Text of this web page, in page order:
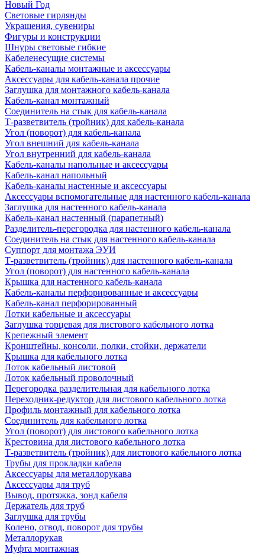
Новый Год
Световые гирлянды
Украшения, сувениры
Фигуры и конструкции
Шнуры световые гибкие
Кабеленесущие системы
Кабель-каналы монтажные и аксессуары
Аксессуары для кабель-канала прочие
Заглушка для монтажного кабель-канала
Кабель-канал монтажный
Соединитель на стык для кабель-канала
Т-разветвитель (тройник) для кабель-канала
Угол (поворот) для кабель-канала
Угол внешний для кабель-канала
Угол внутренний для кабель-канала
Кабель-каналы напольные и аксессуары
Кабель-канал напольный
Кабель-каналы настенные и аксессуары
Аксессуары вспомогательные для настенного кабель-канала
Заглушка для настенного кабель-канала
Кабель-канал настенный (парапетный)
Разделитель-перегородка для настенного кабель-канала
Соединитель на стык для настенного кабель-канала
Суппорт для монтажа ЭУИ
Т-разветвитель (тройник) для настенного кабель-канала
Угол (поворот) для настенного кабель-канала
Крышка для настенного кабель-канала
Кабель-каналы перфорированные и аксессуары
Кабель-канал перфорированный
Лотки кабельные и аксессуары
Заглушка торцевая для листового кабельного лотка
Крепежный элемент
Кронштейны, консоли, полки, стойки, держатели
Крышка для кабельного лотка
Лоток кабельный листовой
Лоток кабельный проволочный
Перегородка разделительная для кабельного лотка
Переходник-редуктор для листового кабельного лотка
Профиль монтажный для кабельного лотка
Соединитель для кабельного лотка
Угол (поворот) для листового кабельного лотка
Крестовина для листового кабельного лотка
Т-разветвитель (тройник) для листового кабельного лотка
Трубы для прокладки кабеля
Аксессуары для металлорукава
Аксессуары для труб
Вывод, протяжка, зонд кабеля
Держатель для труб
Заглушка для трубы
Колено, отвод, поворот для трубы
Металлорукав
Муфта монтажная